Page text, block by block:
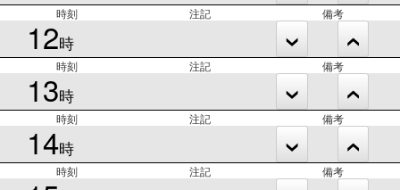
時刻 注記 備考
12時
時刻 注記 備考
13時
時刻 注記 備考
14時
時刻 注記 備考